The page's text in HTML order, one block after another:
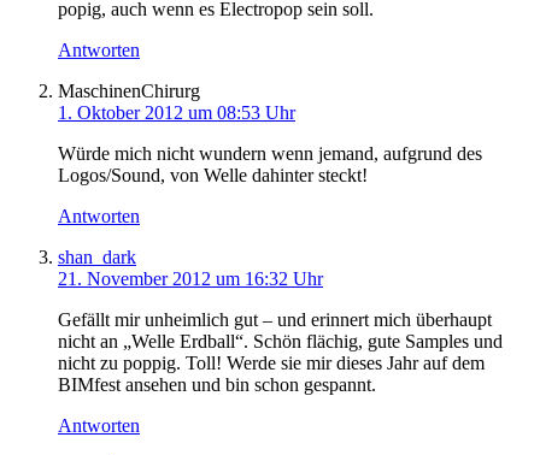
popig, auch wenn es Electropop sein soll.
Antworten
MaschinenChirurg
1. Oktober 2012 um 08:53 Uhr
Würde mich nicht wundern wenn jemand, aufgrund des
Logos/Sound, von Welle dahinter steckt!
Antworten
shan_dark
21. November 2012 um 16:32 Uhr
Gefällt mir unheimlich gut – und erinnert mich überhaupt
nicht an „Welle Erdball“. Schön flächig, gute Samples und
nicht zu poppig. Toll! Werde sie mir dieses Jahr auf dem
BIMfest ansehen und bin schon gespannt.
Antworten